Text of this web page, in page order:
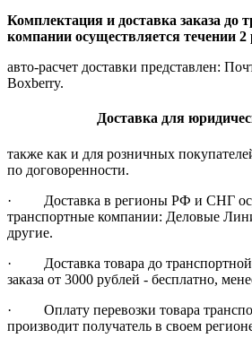
Комплектация и доставка заказа до
компании осуществляется течении 2
авто-расчет доставки представлен:
Boxberry.
Доставка для
также как и для розничных
по договоренности.
· Доставка в регионы РФ и СНГ
транспортные компании: Деловые
другие.
· Доставка товара до
заказа от 3000 рублей - бесплатно,
· Оплату перевозки товара
производит получатель в своем